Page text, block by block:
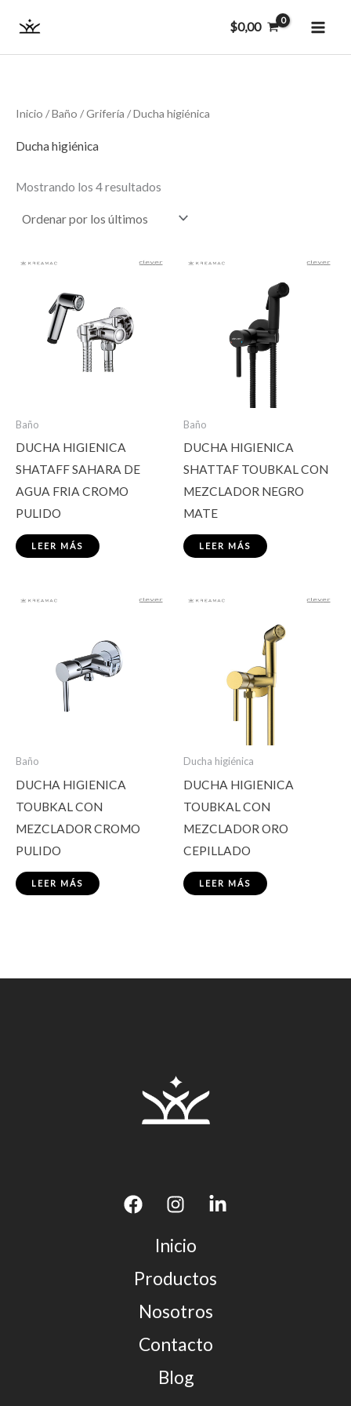
contenido
$0,00
Inicio /Baño /Grifería / Ducha higiénica
Ducha higiénica
Mostrando los 4 resultados
Baño
DUCHA HIGIENICA
SHATAFF SAHARA DE
AGUA FRIA CROMO
PULIDO
LEER MÁS
Baño
DUCHA HIGIENICA
SHATTAF TOUBKAL CON
MEZCLADOR NEGRO
MATE
LEER MÁS
Baño
DUCHA HIGIENICA
TOUBKAL CON
MEZCLADOR CROMO
PULIDO
LEER MÁS
Ducha higiénica
DUCHA HIGIENICA
TOUBKAL CON
MEZCLADOR ORO
CEPILLADO
LEER MÁS
Inicio
Productos
Nosotros
Contacto
Blog